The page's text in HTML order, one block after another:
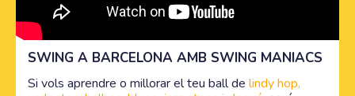
SWING A BARCELONA AMB SWING MANIACS
Si vols aprendre o millorar el teu ball de lindy hop,